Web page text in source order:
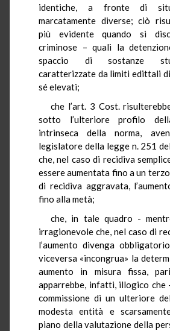
identiche, a fronte di
marcatamente diverse; ciò
più evidente quando si
criminose – quali la
spaccio di sostanze
caratterizzate da limiti edittali
sé elevati;
che l’art. 3 Cost.
sotto l’ulteriore profilo
intrinseca della norma,
legislatore della legge n. 251
che, nel caso di recidiva
essere aumentata fino a un
di recidiva aggravata,
fino alla metà;
che, in tale quadro -
irragionevole che, nel caso di
l’aumento divenga
viceversa «incongrua» la
aumento in misura fissa,
apparrebbe, infatti, illogico che
commissione di un ulteriore
modesta entità e
piano della valutazione della